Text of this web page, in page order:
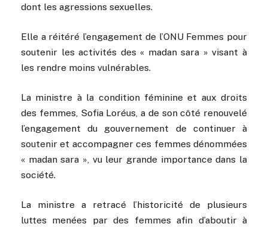
dont les agressions sexuelles.
Elle a réitéré l’engagement de l’ONU Femmes pour
soutenir les activités des « madan sara » visant à
les rendre moins vulnérables.
La ministre à la condition féminine et aux droits
des femmes, Sofia Loréus, a de son côté renouvelé
l’engagement du gouvernement de continuer à
soutenir et accompagner ces femmes dénommées
« madan sara », vu leur grande importance dans la
société.
La ministre a retracé l’historicité de plusieurs
luttes menées par des femmes afin d’aboutir à